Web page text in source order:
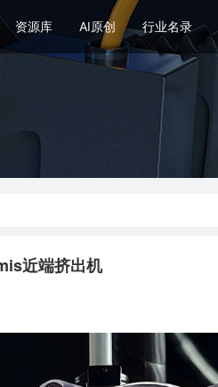
资源库 AI原创 行业名录
近端挤出机